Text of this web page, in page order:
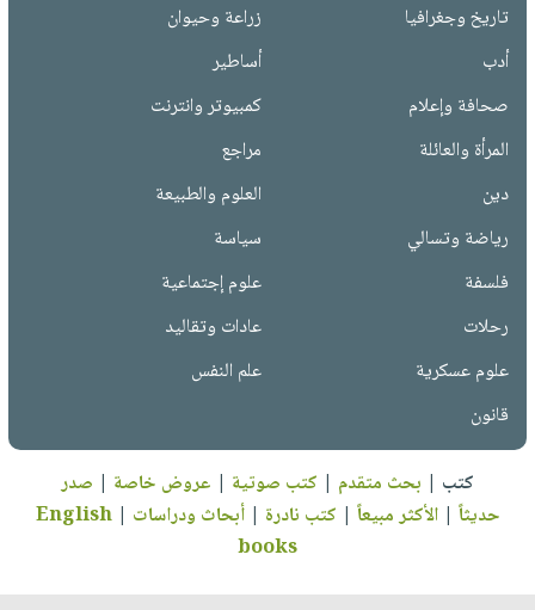
تاريخ وجغرافيا
زراعة وحيوان
أدب
أساطير
صحافة وإعلام
كمبيوتر وانترنت
المرأة والعائلة
مراجع
دين
العلوم والطبيعة
رياضة وتسالي
سياسة
فلسفة
علوم إجتماعية
رحلات
عادات وتقاليد
علوم عسكرية
علم النفس
قانون
كتب | بحث متقدم | كتب صوتية | عروض خاصة | صدر
حديثاً |الأكثر مبيعاً | كتب نادرة |أبحاث ودراسات |
English
books